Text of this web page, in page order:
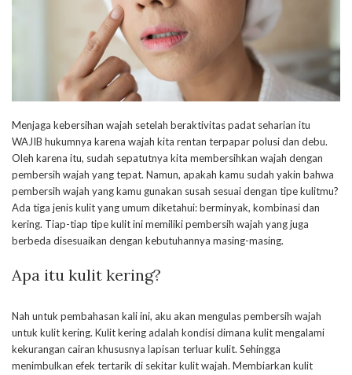
Menjaga kebersihan wajah setelah beraktivitas padat seharian itu
WAJIB hukumnya karena wajah kita rentan terpapar polusi dan debu.
Oleh karena itu, sudah sepatutnya kita membersihkan wajah dengan
pembersih wajah yang tepat. Namun, apakah kamu sudah yakin bahwa
pembersih wajah yang kamu gunakan susah sesuai dengan tipe kulitmu?
Ada tiga jenis kulit yang umum diketahui: berminyak, kombinasi dan
kering. Tiap-tiap tipe kulit ini memiliki pembersih wajah yang juga
berbeda disesuaikan dengan kebutuhannya masing-masing.
Apa itu kulit kering?
Nah untuk pembahasan kali ini, aku akan mengulas pembersih wajah
untuk kulit kering. Kulit kering adalah kondisi dimana kulit mengalami
kekurangan cairan khususnya lapisan terluar kulit. Sehingga
menimbulkan efek tertarik di sekitar kulit wajah. Membiarkan kulit